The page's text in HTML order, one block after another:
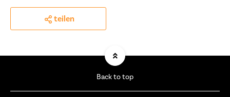
teilen
Back to top